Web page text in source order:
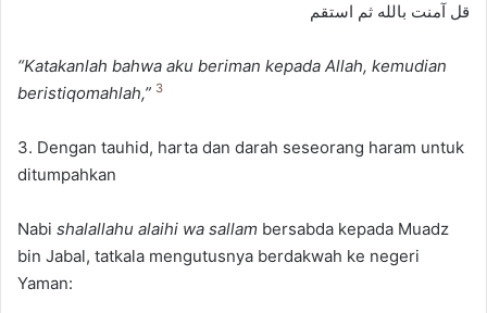
قل آمنت بالله ثم استقم
“Katakanlah bahwa aku beriman kepada Allah, kemudian
beristiqomahlah,” 3
3. Dengan tauhid, harta dan darah seseorang haram untuk
ditumpahkan
Nabi shalallahu alaihi wa sallam bersabda kepada Muadz
bin Jabal, tatkala mengutusnya berdakwah ke negeri
Yaman: